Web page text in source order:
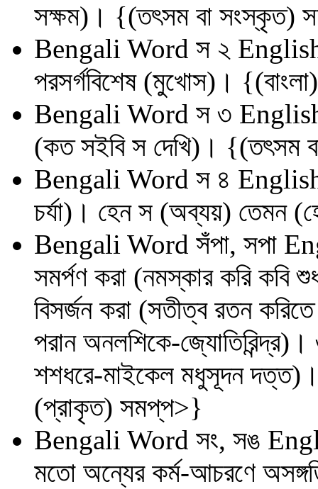
সক্ষম)। {(তৎসম বা সংস্কৃত)
Bengali Word স ২
পরসর্গবিশেষ (মুখোস)।
Bengali Word স ৩
(কত সইবি স দেখি)। {(তৎসম
Bengali Word স ৪
চর্যা)। হেন স (অব্যয়) তেমন
Bengali Word সঁপা, সপা
সমর্পণ করা (নমস্কার করি কবি
বিসর্জন করা (সতীত্ব রতন
পরান অনলশিকে-
শশধরে-মাইকেল মধুসূদন
(প্রাকৃত) সমপ্‌প>}
Bengali Word সং, সঙ
মতো অন্যের কর্ম-আচরণে